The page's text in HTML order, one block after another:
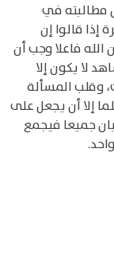
مطالبته في
إذا قالوا إن
الله فاعلا وجب أن
لا يكون إلا
وقلب المسألة
إلا أن يجعل على
جميعا فيجمع